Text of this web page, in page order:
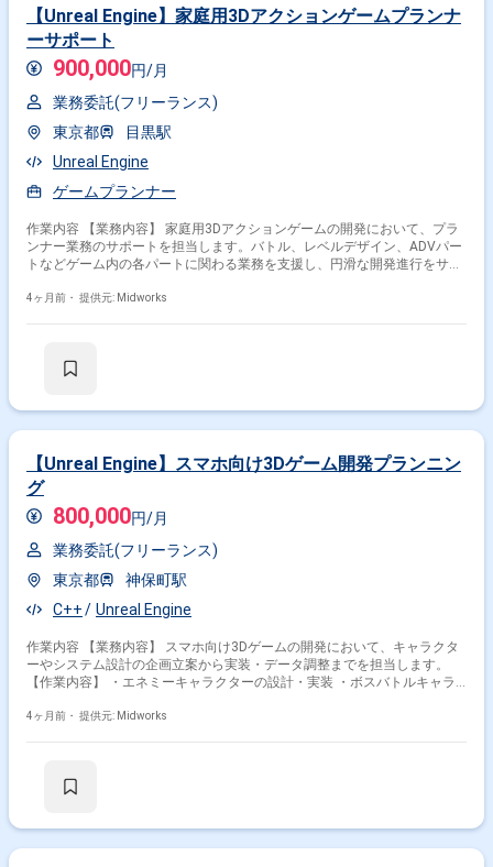
います。 【量産化と社会実装に向けたシステムR&D】 一点物の「作品」
から商業施設や一般家庭で稼働する「製品」へ進化させるため、バックエ
ンドシステム全体の可用性・メンテナンス性・安全性の向上を図ります。
■ チーム体制 ・ヒューマノイド開発エンジニア ・エンジニアリングマネー
ジャー ※各職種の具体的な人数は確認中です。 ■ 開発環境 FW：Unity,
Unreal Engine (UE), ROS, ROS2 関わるサービス・プロダクト ■ 企業につい
て アバター、ヒューマノイド、AIを活用し、労働人口減少などの社会課題
解決に取り組む急成長中のスタートアップ企業です。高い技術力と多数の
ロダクトについて アンドロイド・ヒューマノイド製作のパイオニア企業と
の経営統合を経て、Physical AI（実体を持つAI）領域の次世代ヒューマノ
イド開発を行っています。対話AI・アバター制御技術と、圧倒的なリアリ
ティを持つハードウェアを融合させ、受付や介護、教育などの現場へ導入
するプロダクトを展開しています。 ■ 募集背景 Physical AI領域への本格参
入、および「国産ヒューマノイド」の復活と進化に挑む新プロジェクトの
立ち上げに伴い、R&Dから実際の製造までを一貫して推進できる、即戦力
のコア人材（エンジニア・マネジメント層）を募集します。
【Unreal Engine】家庭用3Dアクションゲームプランナ
ーサポート
900,000円/月
業務委託(フリーランス)
東京都
目黒駅
Unreal Engine
ゲームプランナー
作業内容 【業務内容】 家庭用3Dアクションゲームの開発において、プラ
ンナー業務のサポートを担当します。バトル、レベルデザイン、ADVパー
トなどゲーム内の各パートに関わる業務を支援し、円滑な開発進行をサポ
・バトルパートの設計補助 ・レベルデザインパートの設計補助 ・ADVパ
4ヶ月前・ 提供元: Midworks
【Unreal Engine】スマホ向け3Dゲーム開発プランニン
グ
800,000円/月
業務委託(フリーランス)
東京都
神保町駅
C++
Unreal Engine
作業内容 【業務内容】 スマホ向け3Dゲームの開発において、キャラクタ
ーやシステム設計の企画立案から実装・データ調整までを担当します。
【作業内容】 ・エネミーキャラクターの設計・実装 ・ボスバトルキャラ
4ヶ月前・ 提供元: Midworks